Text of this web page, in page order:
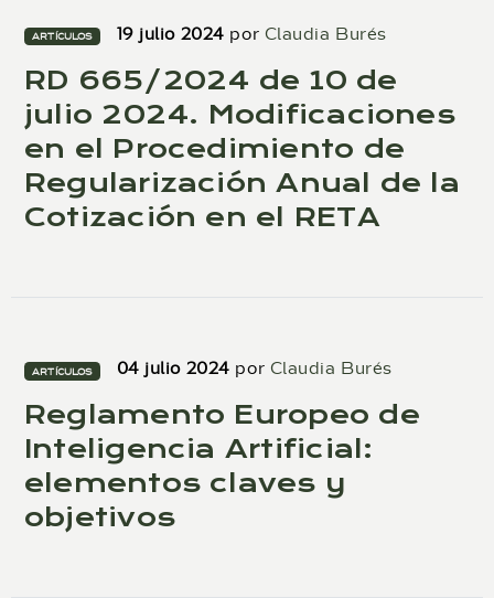
ARTÍCULOS 19 julio 2024 por Claudia Burés
RD 665/2024 de 10 de
julio 2024. Modificaciones
en el Procedimiento de
Regularización Anual de la
Cotización en el RETA
ARTÍCULOS 04 julio 2024 por Claudia Burés
Reglamento Europeo de
Inteligencia Artificial:
elementos claves y
objetivos